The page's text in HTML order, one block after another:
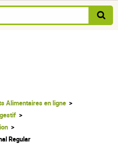
Alimentaires en ligne
Regular